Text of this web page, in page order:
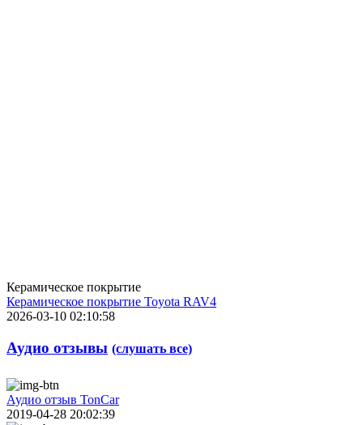
Керамическое покрытие
Керамическое покрытие Toyota RAV4
2026-03-10 02:10:58
Аудио отзывы (слушать все)
Аудио отзыв TonCar
2019-04-28 20:02:39